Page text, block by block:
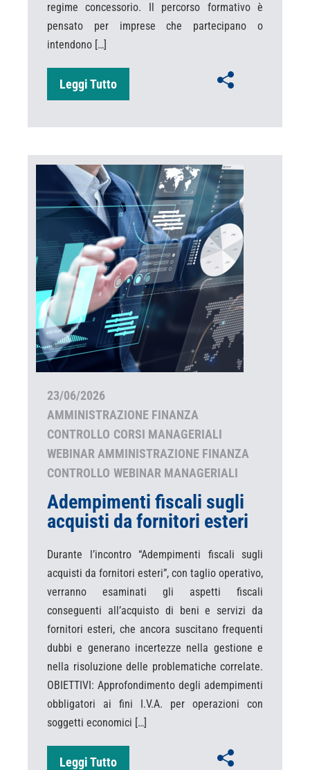
regime concessorio. Il percorso formativo è
pensato per imprese che partecipano o
intendono […]
Leggi Tutto
23/06/2026
AMMINISTRAZIONE FINANZA
CONTROLLO CORSI MANAGERIALI
WEBINAR AMMINISTRAZIONE FINANZA
CONTROLLO WEBINAR MANAGERIALI
Adempimenti fiscali sugli
acquisti da fornitori esteri
Durante l’incontro “Adempimenti fiscali sugli
acquisti da fornitori esteri”, con taglio operativo,
verranno esaminati gli aspetti fiscali
conseguenti all’acquisto di beni e servizi da
fornitori esteri, che ancora suscitano frequenti
dubbi e generano incertezze nella gestione e
nella risoluzione delle problematiche correlate.
OBIETTIVI: Approfondimento degli adempimenti
obbligatori ai fini I.V.A. per operazioni con
soggetti economici […]
Leggi Tutto